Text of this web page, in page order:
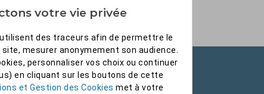
votre vie privée
des traceurs afin de permettre le
mesurer anonymement son audience.
personnaliser vos choix ou continuer
en cliquant sur les boutons de cette
et Gestion des Cookies met à votre